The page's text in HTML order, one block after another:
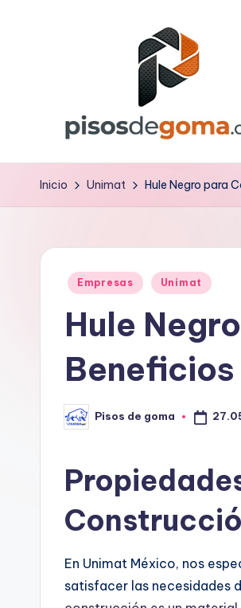
P
is
s
m
Inicio Unimat Hule Negro para
Publicado
Empresas Unimat
Hule
Publicado
por
Pisos de goma
En Unimat México, nos
satisfacer las necesidades